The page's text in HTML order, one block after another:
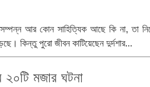
আর কোন সাহিত্যিক আছে কি না,
কিন্তু পুরো জীবন কাটিয়েছেন দুর্দশার...
২০টি মজার ঘটনা